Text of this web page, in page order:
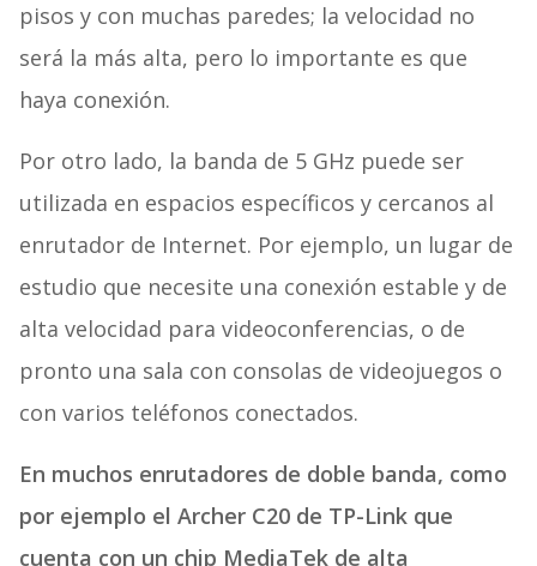
pisos y con muchas paredes; la velocidad no
será la más alta, pero lo importante es que
haya conexión.
Por otro lado, la banda de 5 GHz puede ser
utilizada en espacios específicos y cercanos al
enrutador de Internet. Por ejemplo, un lugar de
estudio que necesite una conexión estable y de
alta velocidad para videoconferencias, o de
pronto una sala con consolas de videojuegos o
con varios teléfonos conectados.
En muchos enrutadores de doble banda, como
por ejemplo el Archer C20 de TP-Link que
cuenta con un chip MediaTek de alta